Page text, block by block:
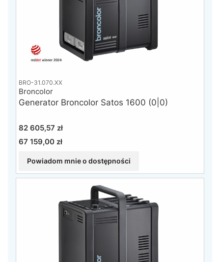
BRO-31.070.XX
Generator Broncolor Satos 1600 (0|0)
Broncolor
Cena
82 605,57 zł
Cena
67 159,00 zł
Powiadom mnie o dostępności